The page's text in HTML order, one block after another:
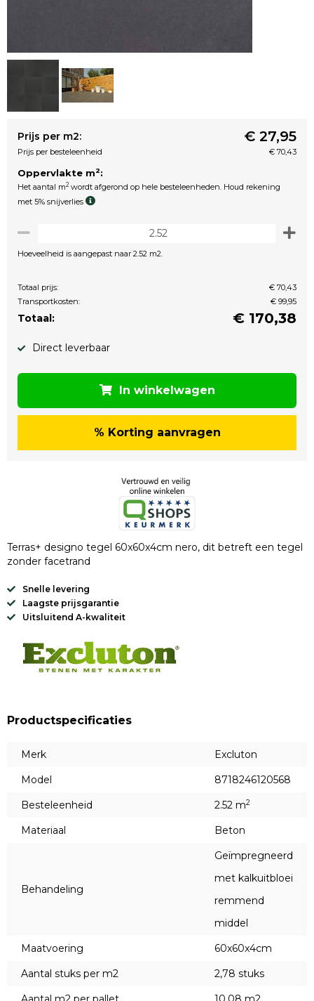
Prijs per m2: € 27,95
Prijs per besteleenheid € 70,43
Oppervlakte m2:
Het aantal m2 wordt afgerond op hele besteleenheden. Houd rekening
met 5% snijverlies
Hoeveelheid is aangepast naar 2.52 m2.
Totaal prijs:
€ 70,43
Transportkosten:
€ 99,95
Totaal: € 170,38
Direct leverbaar
In winkelwagen
% Korting aanvragen
Terras+ designo tegel 60x60x4cm nero, dit betreft een tegel
zonder facetrand
Snelle levering
Laagste prijsgarantie
Uitsluitend A-kwaliteit
Productspecificaties
Merk
Excluton
Model
8718246120568
Besteleenheid
2.52 m2
Materiaal Beton
Behandeling
Geïmpregneerd
met kalkuitbloei
remmend
middel
Maatvoering
60x60x4cm
Aantal stuks per m2
2,78 stuks